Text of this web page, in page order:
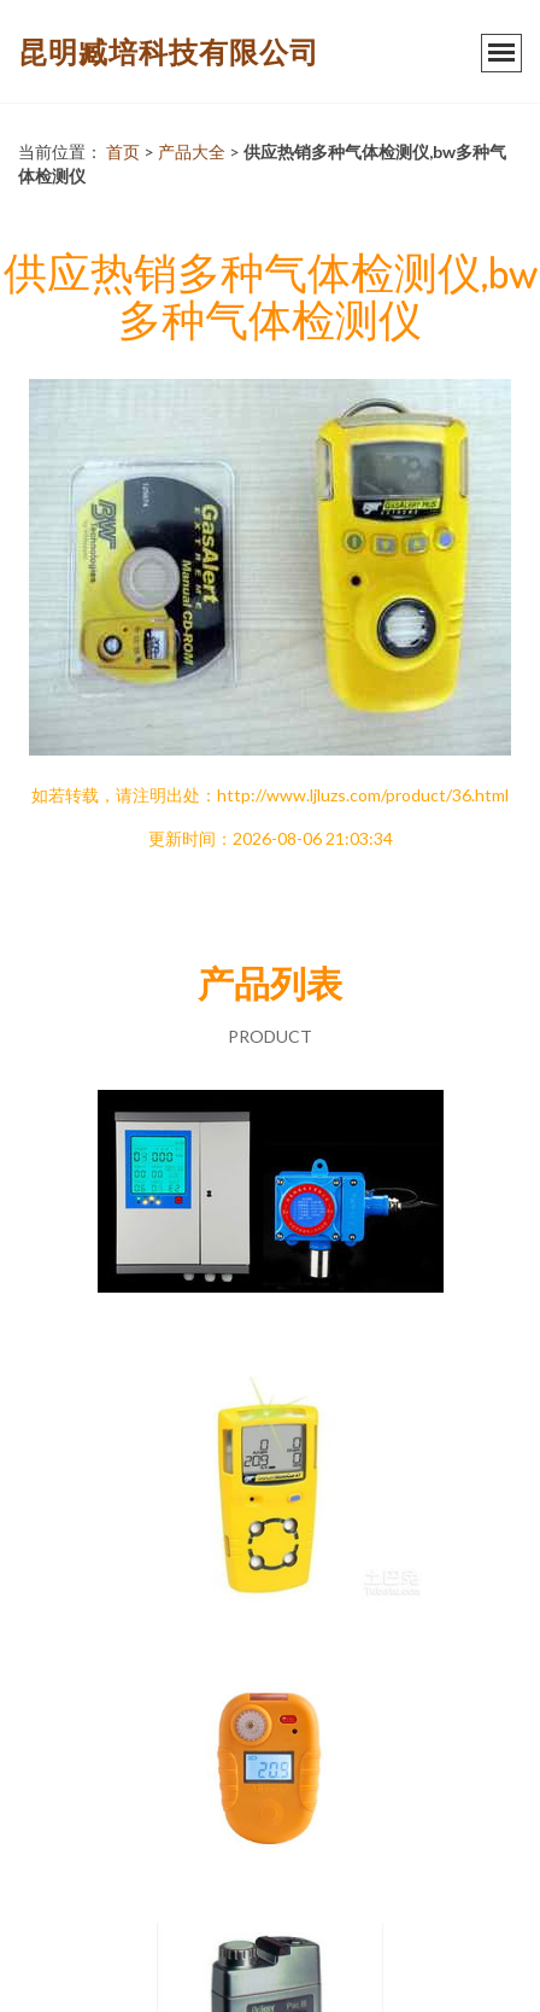
昆明臧培科技有限公司
当前位置： 首页 > 产品大全 > 供应热销多种气体检测仪,bw多种气
体检测仪
供应热销多种气体检测仪,bw
多种气体检测仪
如若转载，请注明出处：http://www.ljluzs.com/product/36.html
更新时间：2026-08-06 21:03:34
产品列表
PRODUCT